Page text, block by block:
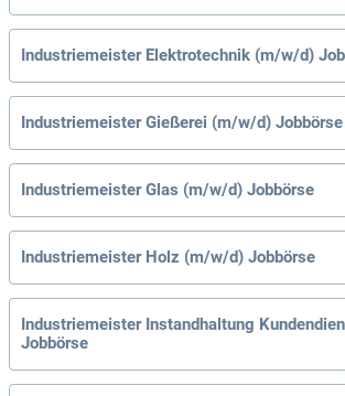
Industriemeister Elektrotechnik (m/w/d)
Industriemeister Gießerei (m/w/d) Jobbörse
Industriemeister Glas (m/w/d) Jobbörse
Industriemeister Holz (m/w/d) Jobbörse
Industriemeister Instandhaltung
Jobbörse